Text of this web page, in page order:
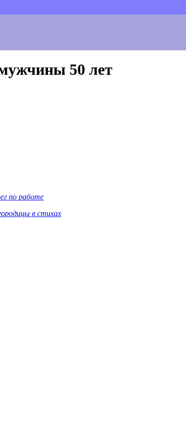
50 лет
по работе
в стихах